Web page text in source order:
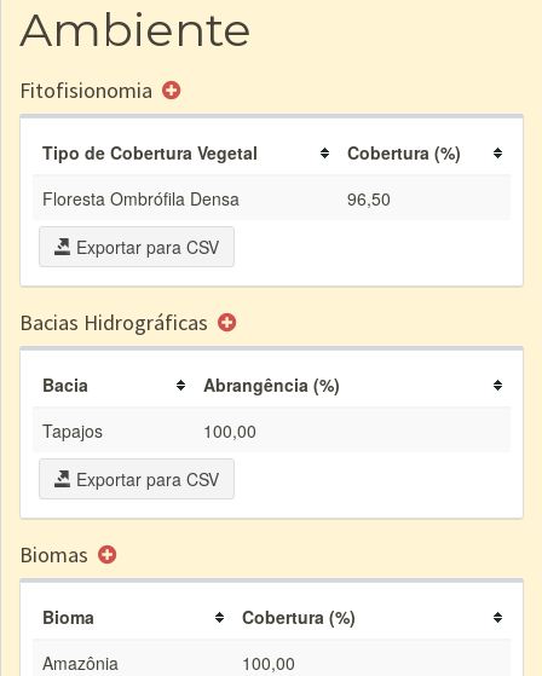
Ambiente
Fitofisionomia
Tipo de Cobertura Vegetal
Cobertura (%)
Floresta Ombrófila Densa
96,50
Exportar para CSV
Bacias Hidrográficas
Bacia
Abrangência (%)
Tapajos
100,00
Exportar para CSV
Biomas
Bioma
Cobertura (%)
Amazônia
100,00